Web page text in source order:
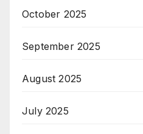
October 2025
September 2025
August 2025
July 2025